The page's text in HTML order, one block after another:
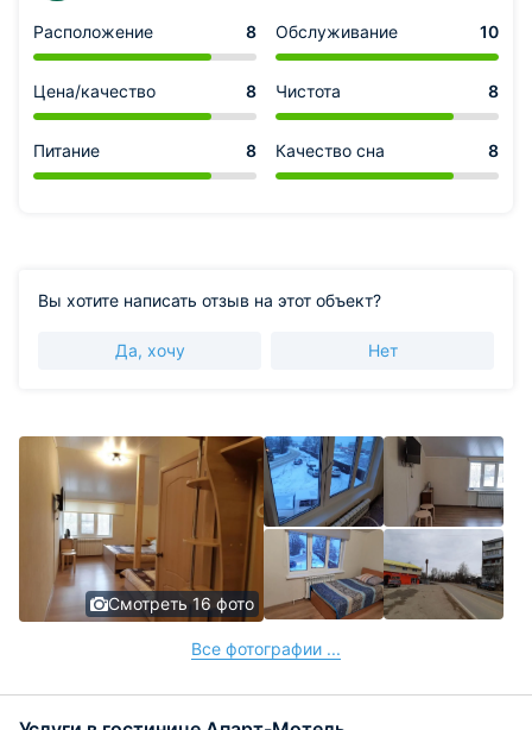
Расположение 8 Обслуживание 10
Цена/качество 8 Чистота 8
Питание 8 Качество сна 8
Вы хотите написать отзыв на этот объект?
Да, хочу Нет
Смотреть 16 фото
Все фотографии ...